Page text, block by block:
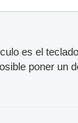
es el
poner un